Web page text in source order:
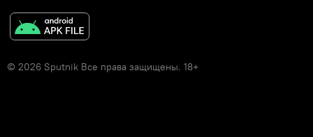
© 2026 Sputnik Все права защищены. 18+